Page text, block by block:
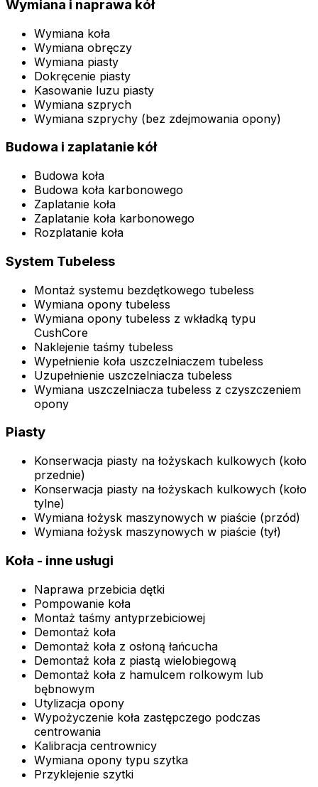
Wymiana i naprawa kół
Wymiana koła
Wymiana obręczy
Wymiana piasty
Dokręcenie piasty
Kasowanie luzu piasty
Wymiana szprych
Wymiana szprychy (bez zdejmowania opony)
Budowa i zaplatanie kół
Budowa koła
Budowa koła karbonowego
Zaplatanie koła
Zaplatanie koła karbonowego
Rozplatanie koła
System Tubeless
Montaż systemu bezdętkowego tubeless
Wymiana opony tubeless
Wymiana opony tubeless z wkładką typu
CushCore
Naklejenie taśmy tubeless
Wypełnienie koła uszczelniaczem tubeless
Uzupełnienie uszczelniacza tubeless
Wymiana uszczelniacza tubeless z czyszczeniem
opony
Piasty
Konserwacja piasty na łożyskach kulkowych (koło
przednie)
Konserwacja piasty na łożyskach kulkowych (koło
tylne)
Wymiana łożysk maszynowych w piaście (przód)
Wymiana łożysk maszynowych w piaście (tył)
Koła - inne usługi
Naprawa przebicia dętki
Pompowanie koła
Montaż taśmy antyprzebiciowej
Demontaż koła
Demontaż koła z osłoną łańcucha
Demontaż koła z piastą wielobiegową
Demontaż koła z hamulcem rolkowym lub
bębnowym
Utylizacja opony
Wypożyczenie koła zastępczego podczas
centrowania
Kalibracja centrownicy
Wymiana opony typu szytka
Przyklejenie szytki